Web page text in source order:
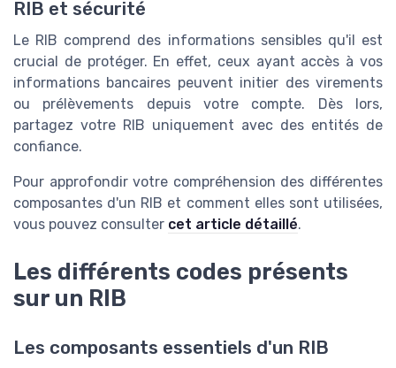
RIB et sécurité
Le RIB comprend des informations sensibles qu'il est
crucial de protéger. En effet, ceux ayant accès à vos
informations bancaires peuvent initier des virements
ou prélèvements depuis votre compte. Dès lors,
partagez votre RIB uniquement avec des entités de
confiance.
Pour approfondir votre compréhension des différentes
composantes d'un RIB et comment elles sont utilisées,
vous pouvez consulter cet article détaillé.
Les différents codes présents
sur un RIB
Les composants essentiels d'un RIB